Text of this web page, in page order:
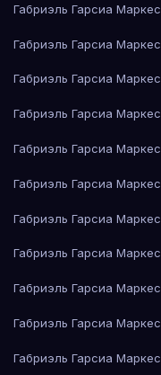
Габриэль Гарсиа
Габриэль Гарсиа
Габриэль Гарсиа
Габриэль Гарсиа
Габриэль Гарсиа
Габриэль Гарсиа
Габриэль Гарсиа
Габриэль Гарсиа
Габриэль Гарсиа
Габриэль Гарсиа
Габриэль Гарсиа